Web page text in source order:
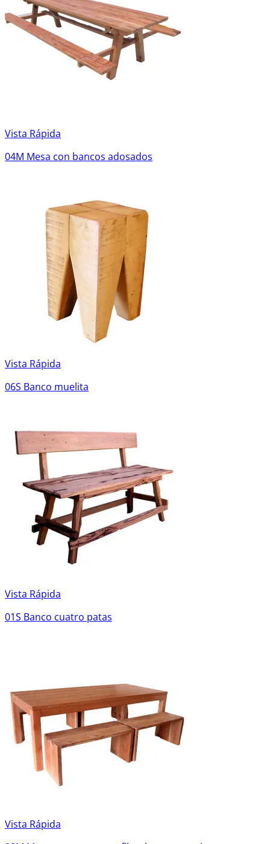
Vista Rápida
04M Mesa con bancos adosados
Vista Rápida
06S Banco muelita
Vista Rápida
01S Banco cuatro patas
Vista Rápida